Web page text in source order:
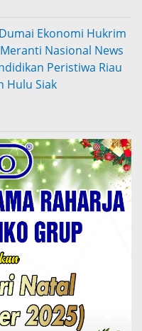
Dumai Ekonomi Hukrim
Meranti Nasional News
Peristiwa Riau
Hulu Siak